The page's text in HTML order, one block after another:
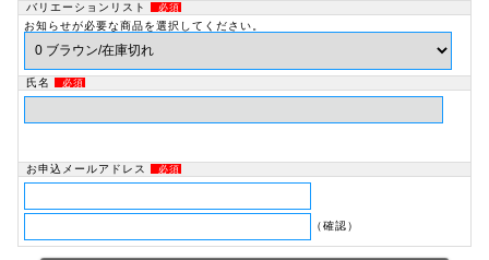
バリエーションリスト 必須
お知らせが必要な商品を選択してください。
氏名 必須
お申込メールアドレス 必須
（確認）